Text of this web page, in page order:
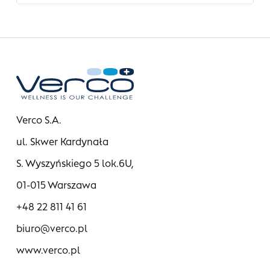
Verco S.A.
ul. Skwer Kardynała
S. Wyszyńskiego 5 lok.6U,
01-015 Warszawa
+48 22 811 41 61
biuro@verco.pl
www.verco.pl